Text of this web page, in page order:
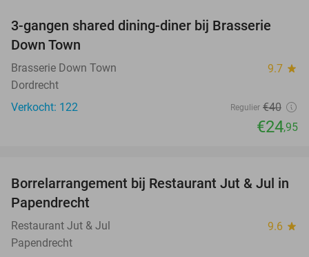
38%
3-gangen shared dining-diner bij Brasserie
Down Town
Brasserie Down Town 9.7 star
Dordrecht
Verkocht: 122
Regulier €40
€24,95
34%
Borrelarrangement bij Restaurant Jut & Jul in
Papendrecht
Restaurant Jut & Jul 9.6 star
Papendrecht